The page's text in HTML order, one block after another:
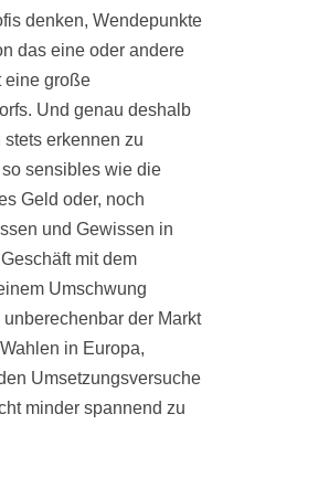
denken, Wendepunkte
das eine oder andere
eine große
Und genau deshalb
erkennen zu
sensibles wie die
Geld oder, noch
und Gewissen in
mit dem
Umschwung
der Markt
in Europa,
Umsetzungsversuche
minder spannend zu